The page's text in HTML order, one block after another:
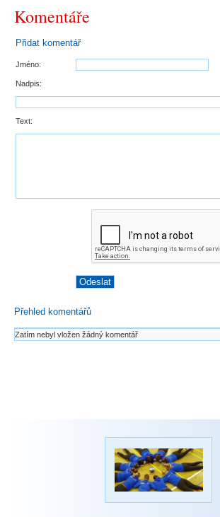
Komentáře
Přidat komentář
Jméno:
Nadpis:
Text:
Přehled komentářů
Zatím nebyl vložen žádný komentář